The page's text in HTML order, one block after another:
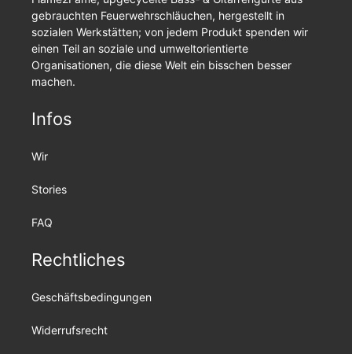
gebrauchten Feuerwehrschläuchen, hergestellt in
sozialen Werkstätten; von jedem Produkt spenden wir
einen Teil an soziale und umweltorientierte
Organisationen, die diese Welt ein bisschen besser
machen.
Infos
Wir
Stories
FAQ
Rechtliches
Geschäftsbedingungen
Widerrufsrecht